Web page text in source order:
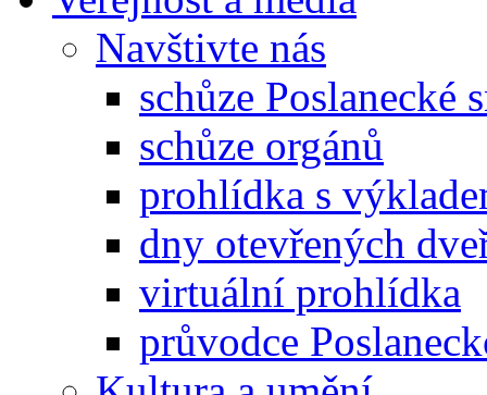
Navštivte nás
schůze Poslanecké
schůze orgánů
prohlídka s
dny otevřených
virtuální prohlídka
průvodce